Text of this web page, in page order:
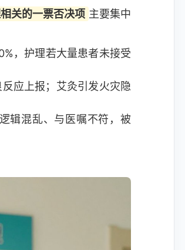
关的一票否决项 主要集中
，护理若大量患者未接受
应上报；艾灸引发火灾隐
辑混乱、与医嘱不符，被